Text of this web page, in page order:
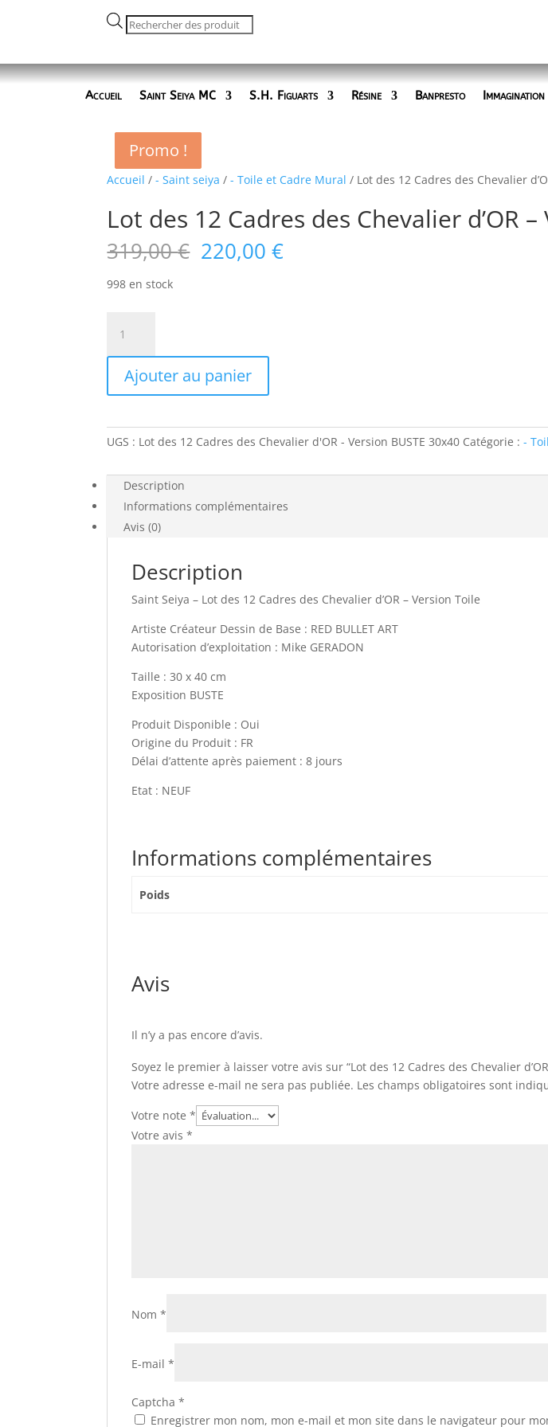
Recherche
de
Accueil Saint Seiya MC S.H. Figuarts Résine Banpresto
Accueil /- Saint seiya /- Toile et Cadre Mural / Lot des 12 Cadres des Chevalier
Promo !
Lot des 12 Cadres des Chevalier d’OR
319,00€ Le
prix
220,00€Le
998 en stock
Lot
des
12
des
Chevalier
Version
BUSTE
30x40
Ajouter au panier
UGS : Lot des 12 Cadres des Chevalier d'OR - Version BUSTE 30x40 Catégorie :-
Description
Informations complémentaires
Avis (0)
Description
Saint Seiya – Lot des 12 Cadres des Chevalier d’OR – Version Toile
Artiste Créateur Dessin de Base : RED BULLET ART
Autorisation d’exploitation : Mike GERADON
Taille : 30 x 40 cm
Exposition BUSTE
Produit Disponible : Oui
Origine du Produit : FR
Délai d’attente après paiement : 8 jours
Etat : NEUF
Informations complémentaires
Poids
Avis
Il n’y a pas encore d’avis.
Soyez le premier à laisser votre avis sur “Lot des 12 Cadres des Chevalier
Votre adresse e-mail ne sera pas publiée. Les champs obligatoires sont
Votre note*
Votre avis*
Nom*
E-mail*
Captcha*
Enregistrer mon nom, mon e-mail et mon site dans le navigateur pour
Promo !
Promo !